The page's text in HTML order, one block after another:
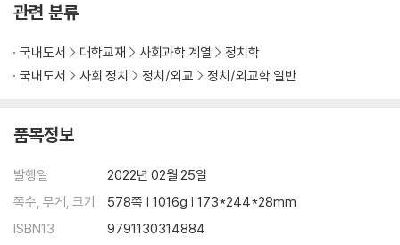
제7장 정치구조 218
제1절 민주주의 219
제2절 행정부 243
제3절 입법부 256
제5절 정치구조와 정치발전 275
제8장 정당과 선거 276
제1절 정당 277
제2절 선거 294
제3절 투표행태 302
관련 분류
국내도서 대학교재 사회과학 계열
정치학
국내도서
사회 정치 정치/외교 정치/외교학 일반
품목정보
발행일
2022년 02월 25일
쪽수, 무게, 크기
578쪽 | 1016g | 173*244*28mm
ISBN13
9791130314884